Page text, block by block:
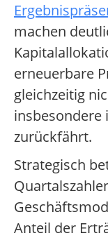
machen
erneuerbare
gleichzeitig
insbesondere
zurückfährt.
Strategisch
Anteil der